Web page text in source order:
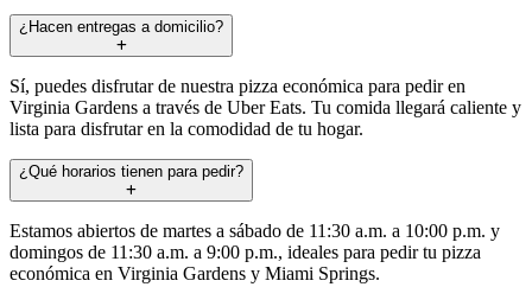
¿Hacen entregas a domicilio?
Sí, puedes disfrutar de nuestra pizza económica para pedir en
Virginia Gardens a través de Uber Eats. Tu comida llegará caliente y
lista para disfrutar en la comodidad de tu hogar.
¿Qué horarios tienen para pedir?
Estamos abiertos de martes a sábado de 11:30 a.m. a 10:00 p.m. y
domingos de 11:30 a.m. a 9:00 p.m., ideales para pedir tu pizza
económica en Virginia Gardens y Miami Springs.